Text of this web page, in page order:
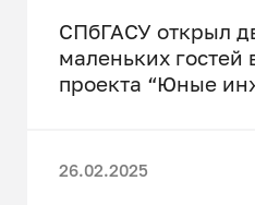
СПбГАСУ открыл
маленьких гостей
проекта “Юные
26.02.2025